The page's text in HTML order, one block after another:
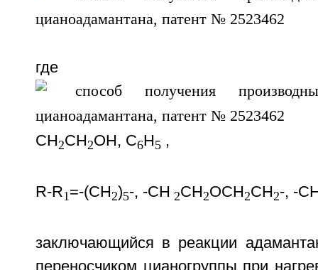
где
CH2CH2OH, C6H5 ,
R-R1=-(CH2)5-, -CH 2CH2OCH2CH2-, -
заключающийся в реакции
переносчиком цианогруппы при